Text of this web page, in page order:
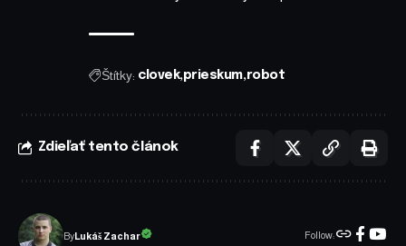
Štítky: clovek prieskum robot
Zdieľať tento článok
ByLukáš Zachar Follow: